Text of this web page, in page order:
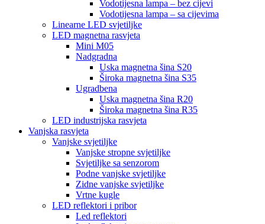
Vodotijesna lampa – bez cijevi
Vodotijesna lampa – sa cijevima
Linearne LED svjetiljke
LED magnetna rasvjeta
Mini M05
Nadgradna
Uska magnetna šina S20
Široka magnetna šina S35
Ugradbena
Uska magnetna šina R20
Široka magnetna šina R35
LED industrijska rasvjeta
Vanjska rasvjeta
Vanjske svjetiljke
Vanjske stropne svjetiljke
Svjetiljke sa senzorom
Podne vanjske svjetiljke
Zidne vanjske svjetiljke
Vrtne kugle
LED reflektori i pribor
Led reflektori